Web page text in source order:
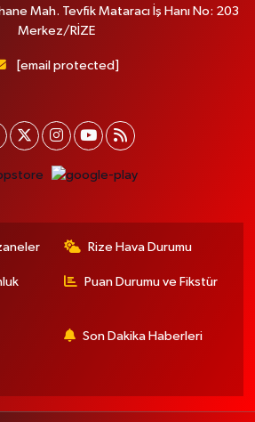
Mah. Tevfik Mataracı İş Hanı No: 203
Merkez/RİZE
[email protected]
Rize Hava Durumu
Puan Durumu ve Fikstür
Son Dakika Haberleri